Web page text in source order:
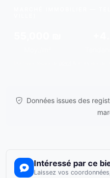
Données issues des
Intéressé par ce
Laissez vos